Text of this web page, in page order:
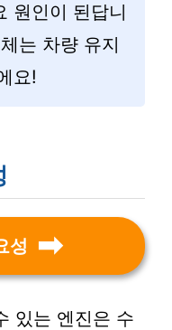
원인이 된답니
는 차량 유지
요!
성
있는 엔진은 수